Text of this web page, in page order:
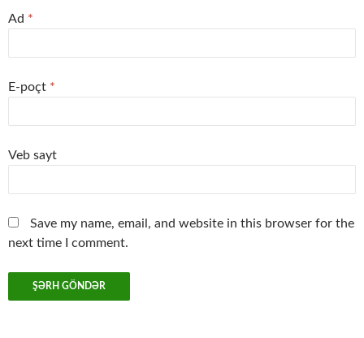
Ad *
E-poçt *
Veb sayt
Save my name, email, and website in this browser for the
next time I comment.